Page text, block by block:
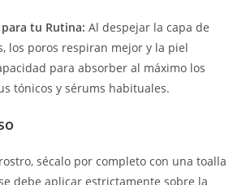
tu Rutina: Al despejar la capa de
los poros respiran mejor y la piel
para absorber al máximo los
tónicos y sérums habituales.
sécalo por completo con una toalla
debe aplicar estrictamente sobre la